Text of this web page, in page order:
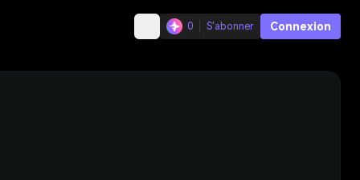
0 S'abonner Connexion